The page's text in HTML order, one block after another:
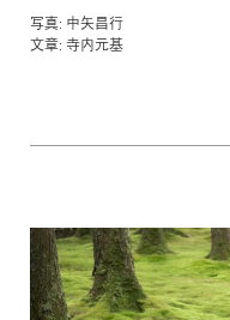
写真: 中矢昌行
文章: 寺内元基